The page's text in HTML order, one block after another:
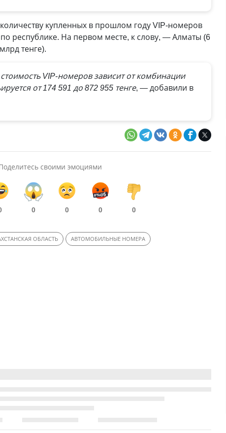
купленных в прошлом году VIP-номеров
республике. На первом месте, к слову, — Алматы (6
тенге).
VIP-номеров зависит от комбинации
от 174 591 до 872 955 тенге, — добавили в
своими эмоциями
0 0 0 0
ОБЛАСТЬ АВТОМОБИЛЬНЫЕ НОМЕРА